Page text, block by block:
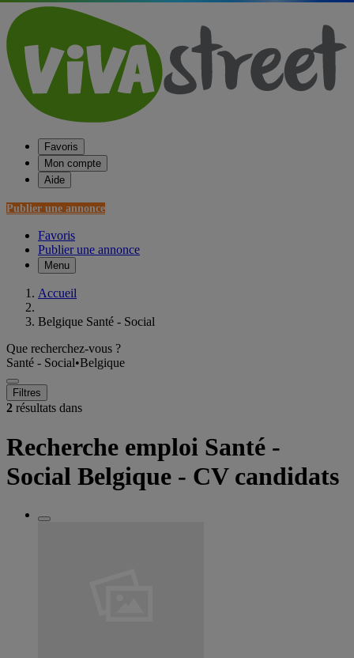
Favoris
Mon compte
Aide
Publier une annonce
Favoris
Publier une annonce
Menu
Accueil
Belgique Santé - Social
Que recherchez-vous ?
Santé - Social•Belgique
Filtres
2 résultats dans
Recherche emploi Santé -
Social Belgique - CV candidats